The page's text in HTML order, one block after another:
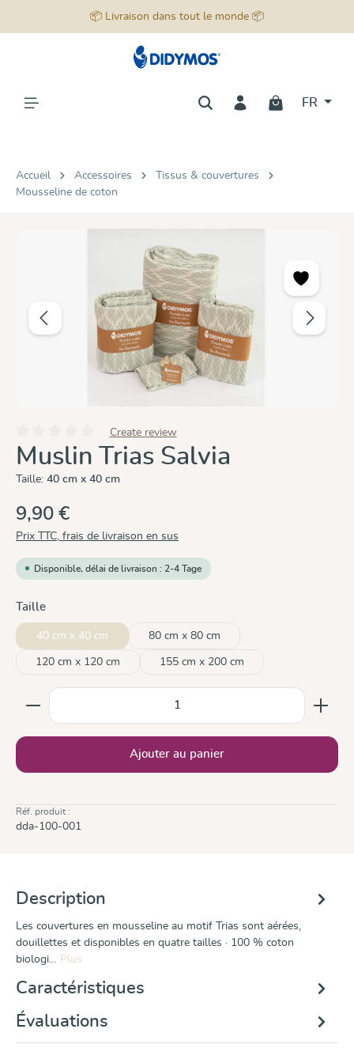
📦 Livraison dans tout le monde 📦
FR
Accueil Accessoires
Tissus & couvertures
Mousseline de coton
Note moyenne de 0 sur 5 étoiles
Create review
Muslin Trias Salvia
Taille: 40 cm x 40 cm
9,90 €
Prix TTC, frais de livraison en sus
Disponible, délai de livraison : 2-4 Tage
Sélectionnez
Taille
40 cm x 40 cm 80 cm x 80 cm
120 cm x 120 cm 155 cm x 200 cm
Quantité de produit : Entrez la quantité souhaitée
Ajouter au panier
Réf. produit :
dda-100-001
Description
Les couvertures en mousseline au motif Trias sont aérées,
douillettes et disponibles en quatre tailles · 100 % coton
biologi… Plus
Caractéristiques
Évaluations